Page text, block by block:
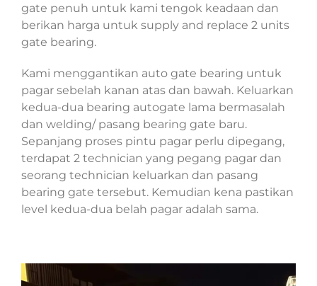
gate penuh untuk kami tengok keadaan dan
berikan harga untuk supply and replace 2 units
gate bearing.
Kami menggantikan auto gate bearing untuk
pagar sebelah kanan atas dan bawah. Keluarkan
kedua-dua bearing autogate lama bermasalah
dan welding/ pasang bearing gate baru.
Sepanjang proses pintu pagar perlu dipegang,
terdapat 2 technician yang pegang pagar dan
seorang technician keluarkan dan pasang
bearing gate tersebut. Kemudian kena pastikan
level kedua-dua belah pagar adalah sama.